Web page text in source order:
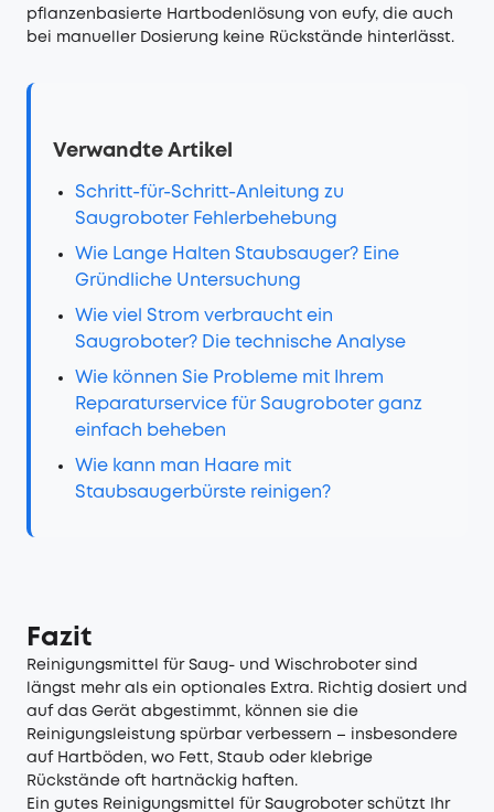
pflanzenbasierte Hartbodenlösung von eufy, die auch
bei manueller Dosierung keine Rückstände hinterlässt.
Verwandte Artikel
Schritt-für-Schritt-Anleitung zu
Saugroboter Fehlerbehebung
Wie Lange Halten Staubsauger? Eine
Gründliche Untersuchung
Wie viel Strom verbraucht ein
Saugroboter? Die technische Analyse
Wie können Sie Probleme mit Ihrem
Reparaturservice für Saugroboter ganz
einfach beheben
Wie kann man Haare mit
Staubsaugerbürste reinigen?
Fazit
Reinigungsmittel für Saug- und Wischroboter sind
längst mehr als ein optionales Extra. Richtig dosiert und
auf das Gerät abgestimmt, können sie die
Reinigungsleistung spürbar verbessern – insbesondere
auf Hartböden, wo Fett, Staub oder klebrige
Rückstände oft hartnäckig haften.
Ein gutes Reinigungsmittel für Saugroboter schützt Ihr